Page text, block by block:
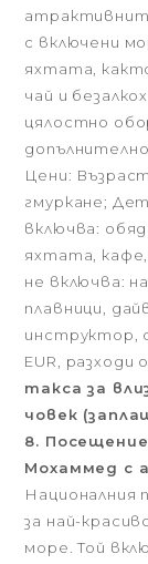
с включени
яхтата,
чай и
цялостно
допълнително
Цени:
гмуркане;
включва:
яхтата, кафе,
не включва:
плавници,
инструктор,
EUR, разходи
такса за
човек
8.
Мохаммед с
Националния
за най-
море. Той